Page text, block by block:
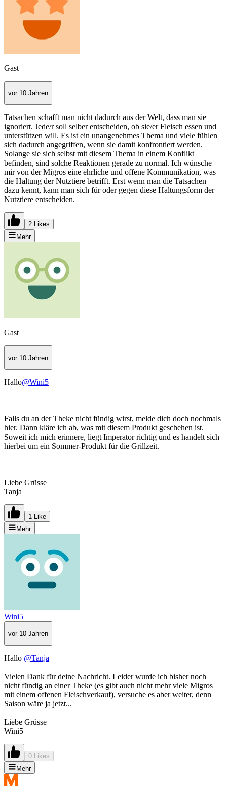
Gast
vor 10 Jahren
Tatsachen schafft man nicht dadurch aus der Welt, dass man sie
ignoriert. Jede/r soll selber entscheiden, ob sie/er Fleisch essen und
unterstützen will. Es ist ein unangenehmes Thema und viele fühlen
sich dadurch angegriffen, wenn sie damit konfrontiert werden.
Solange sie sich selbst mit diesem Thema in einem Konflikt
befinden, sind solche Reaktionen gerade zu normal. Ich wünsche
mir von der Migros eine ehrliche und offene Kommunikation, was
die Haltung der Nutztiere betrifft. Erst wenn man die Tatsachen
dazu kennt, kann man sich für oder gegen diese Haltungsform der
Nutztiere entscheiden.
2 Likes
Mehr
Gast
vor 10 Jahren
Hallo@Wini5
Falls du an der Theke nicht fündig wirst, melde dich doch nochmals
hier. Dann kläre ich ab, was mit diesem Produkt geschehen ist.
Soweit ich mich erinnere, liegt Imperator richtig und es handelt sich
hierbei um ein Sommer-Produkt für die Grillzeit.
Liebe Grüsse
Tanja
1 Like
Mehr
Wini5
vor 10 Jahren
Hallo @Tanja
Vielen Dank für deine Nachricht. Leider wurde ich bisher noch
nicht fündig an einer Theke (es gibt auch nicht mehr viele Migros
mit einem offenen Fleischverkauf), versuche es aber weiter, denn
Saison wäre ja jetzt...
Liebe Grüsse
Wini5
0 Likes
Mehr